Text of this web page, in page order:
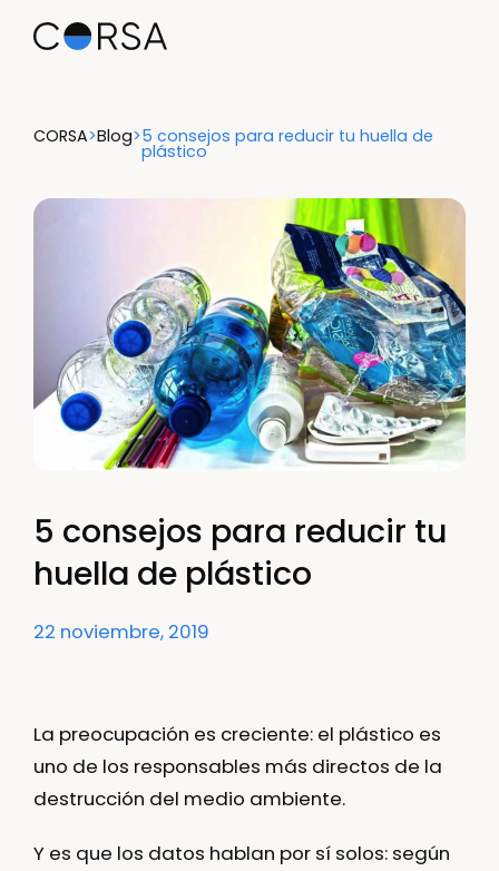
CORSA>Blog>5 consejos para reducir tu huella de
plástico
5 consejos para reducir tu
huella de plástico
22 noviembre, 2019
La preocupación es creciente: el plástico es
uno de los responsables más directos de la
destrucción del medio ambiente.
Y es que los datos hablan por sí solos: según